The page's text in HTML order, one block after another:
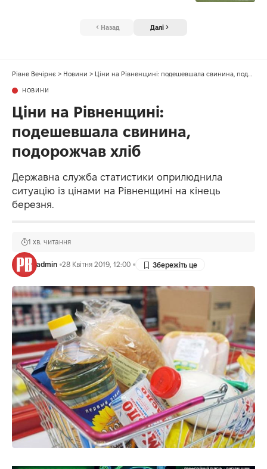
Назад Далі
Рівне Вечірнє > Новини > Ціни на Рівненщині: подешевшала свинина, подорожчав хліб
НОВИНИ
Ціни на Рівненщині:
подешевшала свинина,
подорожчав хліб
Державна служба статистики оприлюднила
ситуацію із цінами на Рівненщині на кінець
березня.
admin 28 Квітня 2019, 12:00
1 хв. читання